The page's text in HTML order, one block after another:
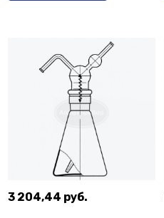
3 204,44 руб.